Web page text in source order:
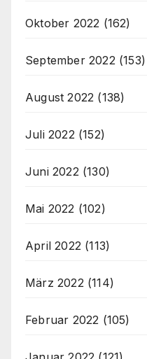
Oktober 2022 (162)
September 2022 (153)
August 2022 (138)
Juli 2022 (152)
Juni 2022 (130)
Mai 2022 (102)
April 2022 (113)
März 2022 (114)
Februar 2022 (105)